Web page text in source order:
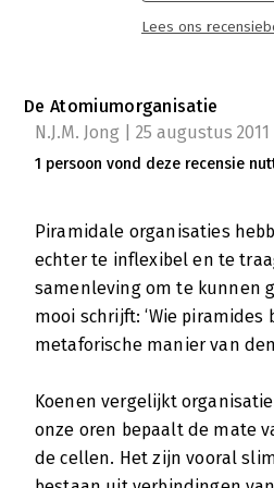
voor de open
Lees ons
De Atomiumorganisatie
N.J.M. Jong | 25 augustus 2011
1 persoon vond deze recensie
Piramidale organisaties
echter te inflexibel en te
samenleving om te kunnen
mooi schrijft: ‘Wie
metaforische manier van
Koenen vergelijkt
onze oren bepaalt de mate
de cellen. Het zijn vooral